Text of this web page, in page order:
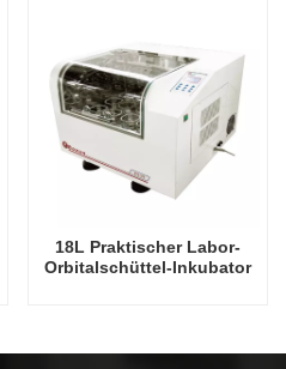
18L Praktischer Labor-
Orbitalschüttel-Inkubator